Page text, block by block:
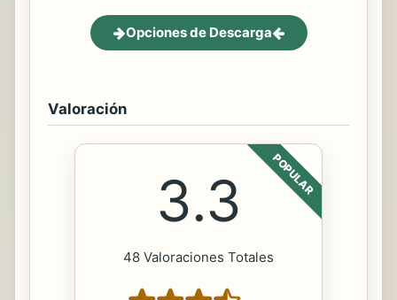
Opciones de Descarga
Valoración
POPULAR
3.3
48 Valoraciones Totales